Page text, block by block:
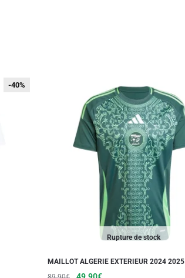
-40%
-40%
Rupture de stock
MAILLOT ALGERIE EXTERIEUR 2024 2025
Le
Le
Ce